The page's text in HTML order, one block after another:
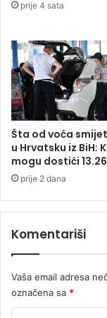
i
e
t
u
u
B
a
n
j
a
l
prije 4 sata
Šta od voća
u Hrvatsku iz BiH:
mogu dostići
prije 2 dana
Komentariši
Vaša email adresa
označena sa *